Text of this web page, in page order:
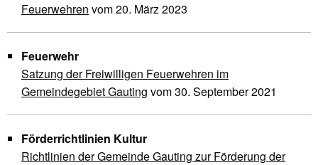
Feuerwehren vom 20. März 2023
Feuerwehr
Satzung der Freiwilligen Feuerwehren im
Gemeindegebiet Gauting vom 30. September 2021
Förderrichtlinien Kultur
Richtlinien der Gemeinde Gauting zur Förderung der